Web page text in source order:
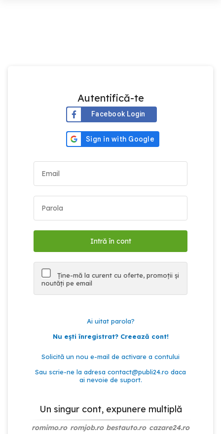
Autentifică-te
Facebook Login
Ține-mă la curent cu oferte, promoții și
noutăți pe email
Ai uitat parola?
Nu ești înregistrat? Creează cont!
Solicită un nou e-mail de activare a contului
Sau scrie-ne la adresa contact@publi24.ro daca
ai nevoie de suport.
Un singur cont, expunere multiplă
romimo.ro romjob.ro bestauto.ro cazare24.ro